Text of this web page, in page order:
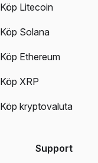
Köp Litecoin
Köp Solana
Köp Ethereum
Köp XRP
Köp kryptovaluta
Support